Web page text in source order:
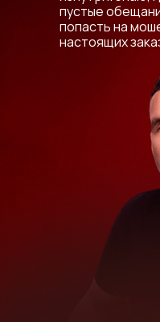
пустые
попасть на
настоящих